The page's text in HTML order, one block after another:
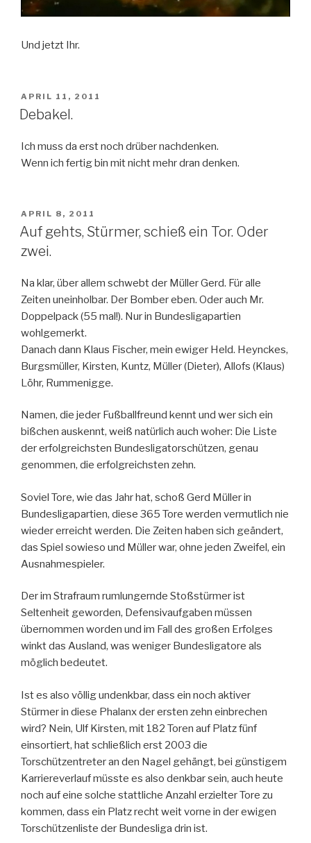
Und jetzt Ihr.
VERÖFFENTLICHT
AM
APRIL 11, 2011
Debakel.
Ich muss da erst noch drüber nachdenken.
Wenn ich fertig bin mit nicht mehr dran denken.
VERÖFFENTLICHT
AM
APRIL 8, 2011
Auf gehts, Stürmer, schieß ein Tor. Oder
zwei.
Na klar, über allem schwebt der Müller Gerd. Für alle
Zeiten uneinholbar. Der Bomber eben. Oder auch Mr.
Doppelpack (55 mal!). Nur in Bundesligapartien
wohlgemerkt.
Danach dann Klaus Fischer, mein ewiger Held. Heynckes,
Burgsmüller, Kirsten, Kuntz, Müller (Dieter), Allofs (Klaus)
Löhr, Rummenigge.
Namen, die jeder Fußballfreund kennt und wer sich ein
bißchen auskennt, weiß natürlich auch woher: Die Liste
der erfolgreichsten Bundesligatorschützen, genau
genommen, die erfolgreichsten zehn.
Soviel Tore, wie das Jahr hat, schoß Gerd Müller in
Bundesligapartien, diese 365 Tore werden vermutlich nie
wieder erreicht werden. Die Zeiten haben sich geändert,
das Spiel sowieso und Müller war, ohne jeden Zweifel, ein
Ausnahmespieler.
Der im Strafraum rumlungernde Stoßstürmer ist
Seltenheit geworden, Defensivaufgaben müssen
übernommen worden und im Fall des großen Erfolges
winkt das Ausland, was weniger Bundesligatore als
möglich bedeutet.
Ist es also völlig undenkbar, dass ein noch aktiver
Stürmer in diese Phalanx der ersten zehn einbrechen
wird? Nein, Ulf Kirsten, mit 182 Toren auf Platz fünf
einsortiert, hat schließlich erst 2003 die
Torschützentreter an den Nagel gehängt, bei günstigem
Karriereverlauf müsste es also denkbar sein, auch heute
noch auf eine solche stattliche Anzahl erzielter Tore zu
kommen, dass ein Platz recht weit vorne in der ewigen
Torschützenliste der Bundesliga drin ist.